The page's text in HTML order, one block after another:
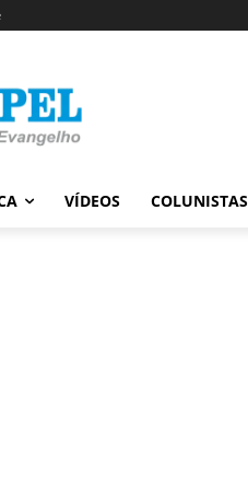
VÍDEOS COLUNISTAS